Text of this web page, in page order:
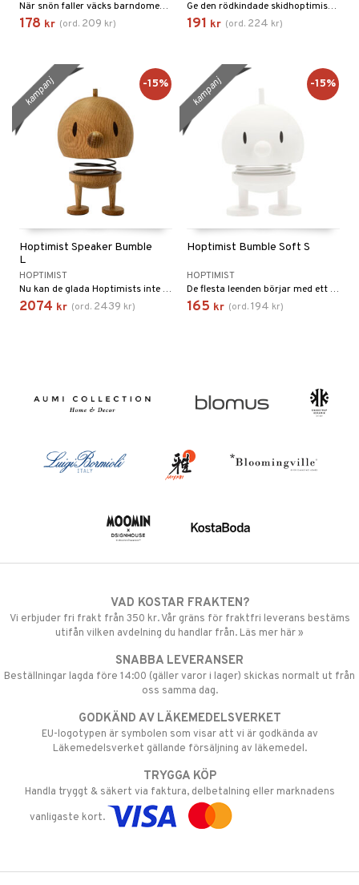
När snön faller väcks barndomens glädje med snöbollskrig och snögubbar på nytt.
178 kr (ord. 209 kr)
Ge den rödkindade skidhoptimisten en liten knuff och se hur hon hoppar av glädje över den gnistrande vita snön på berget.
191 kr (ord. 224 kr)
Hoptimist Speaker Bumble
L
HOPTIMIST
Nu kan de glada Hoptimists inte bara glädja ögon och själ, utan även öronen.
2074 kr (ord. 2439 kr)
kampanj -15%
Hoptimist Bumble Soft S
HOPTIMIST
De flesta leenden börjar med ett annat leende. Hoptimisten i soft-utgåvan är symbolen för leenden, optimism och gott humör, och med sina mjuka, matta färger och sitt runda, harmoniska uttryck sprider den glädje var den än hamnar.
165 kr (ord.194 kr)
kampanj -15%
VAD KOSTAR FRAKTEN?
Vi erbjuder fri frakt från 350 kr. Vår gräns för fraktfri leverans bestäms
utifån vilken avdelning du handlar från. Läs mer här »
SNABBA LEVERANSER
Beställningar lagda före 14:00 (gäller varor i lager) skickas normalt ut från
oss samma dag.
GODKÄND AV LÄKEMEDELSVERKET
EU-logotypen är symbolen som visar att vi är godkända av
Läkemedelsverket gällande försäljning av läkemedel.
TRYGGA KÖP
Handla tryggt & säkert via faktura, delbetalning eller marknadens
vanligaste kort.